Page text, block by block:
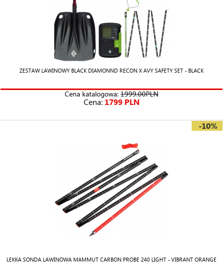
ZESTAW LAWINOWY BLACK DIAMONND RECON X AVY SAFETY SET - BLACK
Cena katalogowa: 1999.00PLN
Cena: 1799 PLN
-10%
LEKKA SONDA LAWINOWA MAMMUT CARBON PROBE 240 LIGHT - VIBRANT ORANGE